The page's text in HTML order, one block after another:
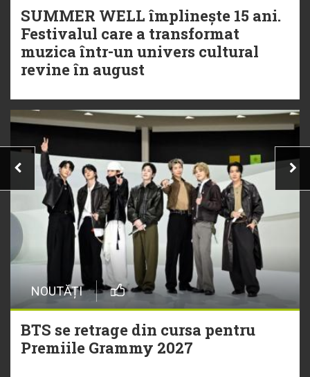
SUMMER WELL împlinește 15 ani.
Festivalul care a transformat
muzica într-un univers cultural
revine în august
NOUTĂȚI
BTS se retrage din cursa pentru
Premiile Grammy 2027